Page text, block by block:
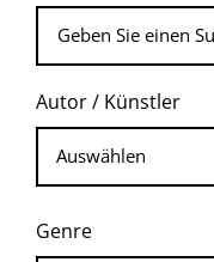
Autor / Künstler
Genre